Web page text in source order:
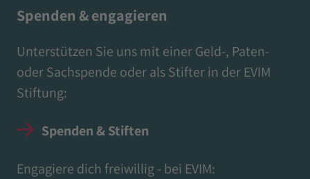
Spenden & engagieren
Unterstützen Sie uns mit einer Geld-, Paten-
oder Sachspende oder als Stifter in der EVIM
Stiftung:
Spenden & Stiften
Engagiere dich freiwillig - bei EVIM: